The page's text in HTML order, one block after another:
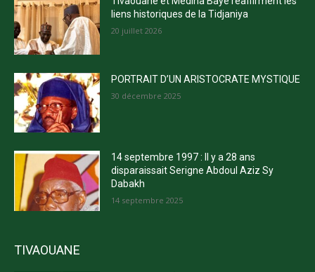
liens historiques de la Tidjaniya
20 juillet 2026
PORTRAIT D’UN ARISTOCRATE MYSTIQUE
30 décembre 2025
14 septembre 1997 : Il y a 28 ans
disparaissait Serigne Abdoul Aziz Sy
Dabakh
14 septembre 2025
TIVAOUANE